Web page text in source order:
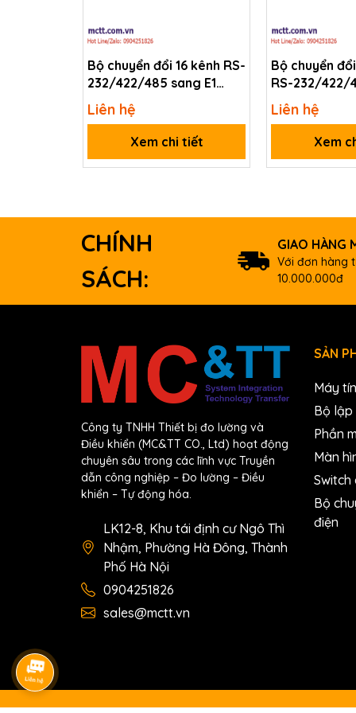
Datasheet
Document
Thông tin mua hàng
DS-712 CR Serial-to-Ethernet
Bộ chuyển đổi 16 kênh RS-
232/422/485 sang E1
JHA-CE1D16/R16/Q16
Liên hệ
Xem chi tiết
Bộ chuyển
RS-232/422/
JHA-CE1D31/
Liên hệ
Xem
CHÍNH
SÁCH:
GIAO HÀNG
Với đơn hàng
10.000.000đ
Công ty TNHH Thiết bị đo lường và
Điều khiển (MC&TT CO., Ltd) hoạt động
chuyên sâu trong các lĩnh vực Truyền
dẫn công nghiệp – Đo lường – Điều
khiển – Tự động hóa.
LK12-8, Khu tái định cư Ngô Thì
Nhậm, Phường Hà Đông, Thành
Phố Hà Nội
0904251826
sales@mctt.vn
SẢN
Máy
Bộ lập
Phần
Màn
Switch
Bộ
điện